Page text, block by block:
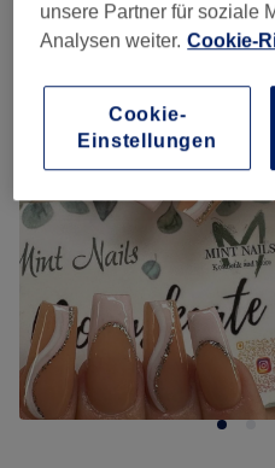
Unsere Arbeit
Bild anklicken für weitere
unsere Partner für soziale
Analysen weiter. Cookie-
Cookie-
Einstellungen